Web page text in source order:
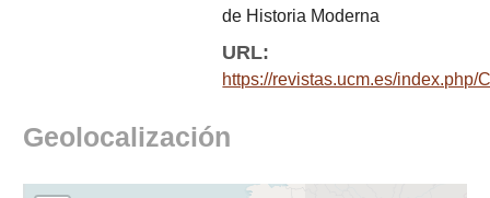
de Historia Moderna
URL:
https://revistas.ucm.es/
Geolocalización